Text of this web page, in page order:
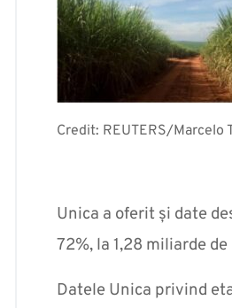
Credit: REUTERS/
Unica a oferit și date
72%, la 1,28 miliarde
Datele Unica privind